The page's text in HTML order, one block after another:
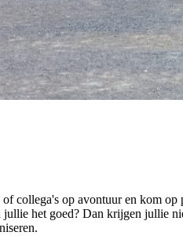
collega's op avontuur en kom
het goed? Dan krijgen jullie